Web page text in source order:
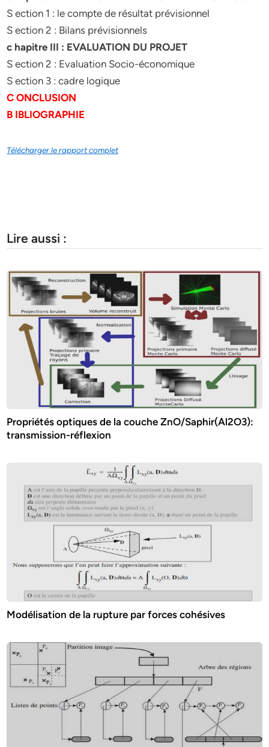
S ection 1 : le compte de résultat prévisionnel
S ection 2 : Bilans prévisionnels
c hapitre III : EVALUATION DU PROJET
S ection 2 : Evaluation Socio-économique
S ection 3 : cadre logique
C ONCLUSION
B IBLIOGRAPHIE
Télécharger le rapport complet
Lire aussi :
Propriétés optiques de la couche ZnO/Saphir(Al2O3):
transmission-réflexion
Modélisation de la rupture par forces cohésives